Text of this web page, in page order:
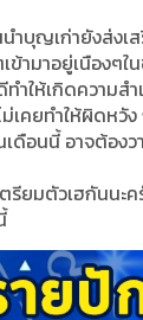
บุญเก่ายังส่งเ
ข้ามาอยู่เนืองๆ
ให้เกิดความสำ
ม่เคยทำให้ผิดหวั
ดือนนี้ อาจต้องว
รียมตัวเฮกันน